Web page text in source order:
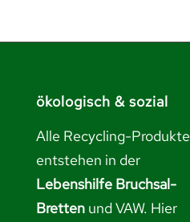
ökologisch & sozial
Alle Recycling-Produkte
entstehen in der
Lebenshilfe Bruchsal-
Bretten und VAW. Hier